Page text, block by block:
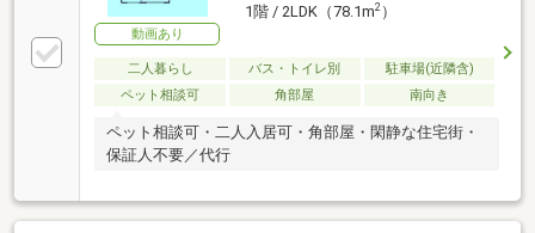
動画あり
1階 / 2LDK（78.1m2）
二人暮らし バス・トイレ別
駐車場(近隣含)
ペット相談可
角部屋 南向き
ペット相談可・二人入居可・角部屋・閑静な住宅街・
保証人不要／代行